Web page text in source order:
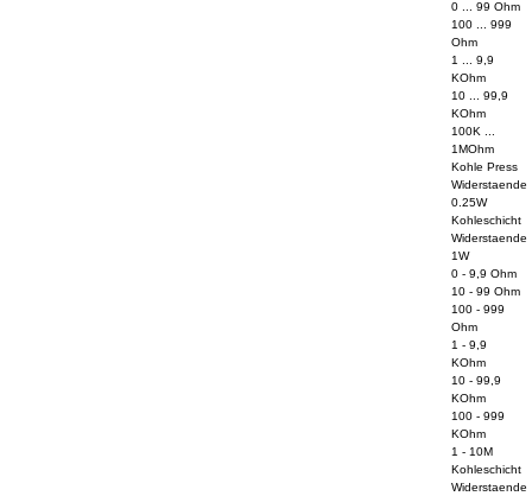
0 ... 99 Ohm
100 ... 999
Ohm
1 ... 9,9
KOhm
10 ... 99,9
KOhm
100K ...
1MOhm
Kohle Press
Widerstaende
0.25W
Kohleschicht
Widerstaende
1W
0 - 9,9 Ohm
10 - 99 Ohm
100 - 999
Ohm
1 - 9,9
KOhm
10 - 99,9
KOhm
100 - 999
KOhm
1 - 10M
Kohleschicht
Widerstaende